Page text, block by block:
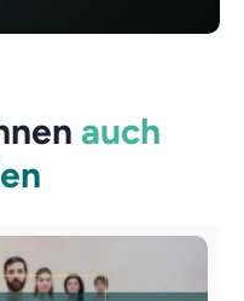
auch